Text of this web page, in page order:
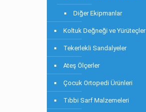
Diğer Ekipmanlar
Koltuk Değneği ve Yürüteçler
Tekerlekli Sandalyeler
Ateş Ölçerler
Çocuk Ortopedi Ürünleri
Tıbbi Sarf Malzemeleri